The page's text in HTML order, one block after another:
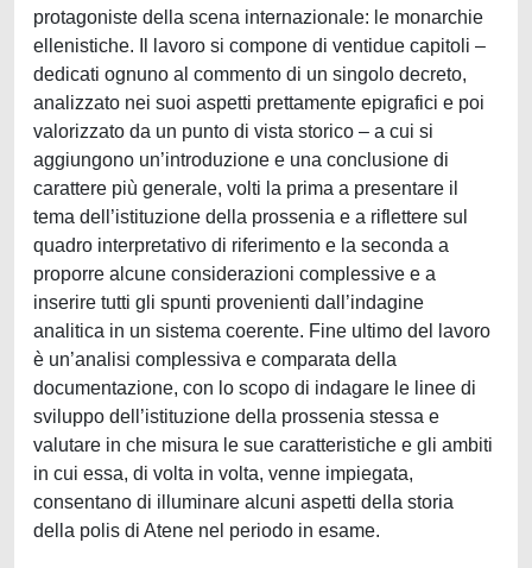
protagoniste della scena internazionale: le monarchie
ellenistiche. Il lavoro si compone di ventidue capitoli –
dedicati ognuno al commento di un singolo decreto,
analizzato nei suoi aspetti prettamente epigrafici e poi
valorizzato da un punto di vista storico – a cui si
aggiungono un’introduzione e una conclusione di
carattere più generale, volti la prima a presentare il
tema dell’istituzione della prossenia e a riflettere sul
quadro interpretativo di riferimento e la seconda a
proporre alcune considerazioni complessive e a
inserire tutti gli spunti provenienti dall’indagine
analitica in un sistema coerente. Fine ultimo del lavoro
è un’analisi complessiva e comparata della
documentazione, con lo scopo di indagare le linee di
sviluppo dell’istituzione della prossenia stessa e
valutare in che misura le sue caratteristiche e gli ambiti
in cui essa, di volta in volta, venne impiegata,
consentano di illuminare alcuni aspetti della storia
della polis di Atene nel periodo in esame.